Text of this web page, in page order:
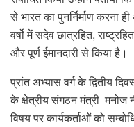
से भारत का पुनर्निर्माण करना
वर्षो में सदेव छात्रहित,
और पूर्ण ईमानदारी से किया है।
प्रांत अभ्यास वर्ग के द्वितीय
के क्षेत्रीय संगठन मंत्री मनोज
विषय पर कार्यकर्ताओं को